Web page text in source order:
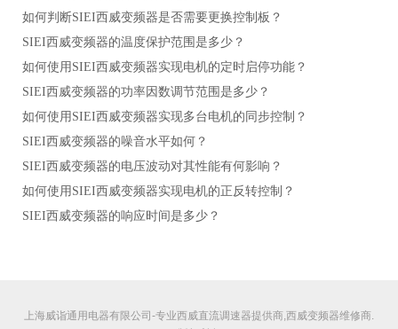
如何判断SIEI西威变频器是否需要更换控制板？
SIEI西威变频器的温度保护范围是多少？
如何使用SIEI西威变频器实现电机的定时启停功能？
SIEI西威变频器的功率因数调节范围是多少？
如何使用SIEI西威变频器实现多台电机的同步控制？
SIEI西威变频器的噪音水平如何？
SIEI西威变频器的电压波动对其性能有何影响？
如何使用SIEI西威变频器实现电机的正反转控制？
SIEI西威变频器的响应时间是多少？
上海威诣通用电器有限公司-专业西威直流调速器提供商,西威变频器维修商.